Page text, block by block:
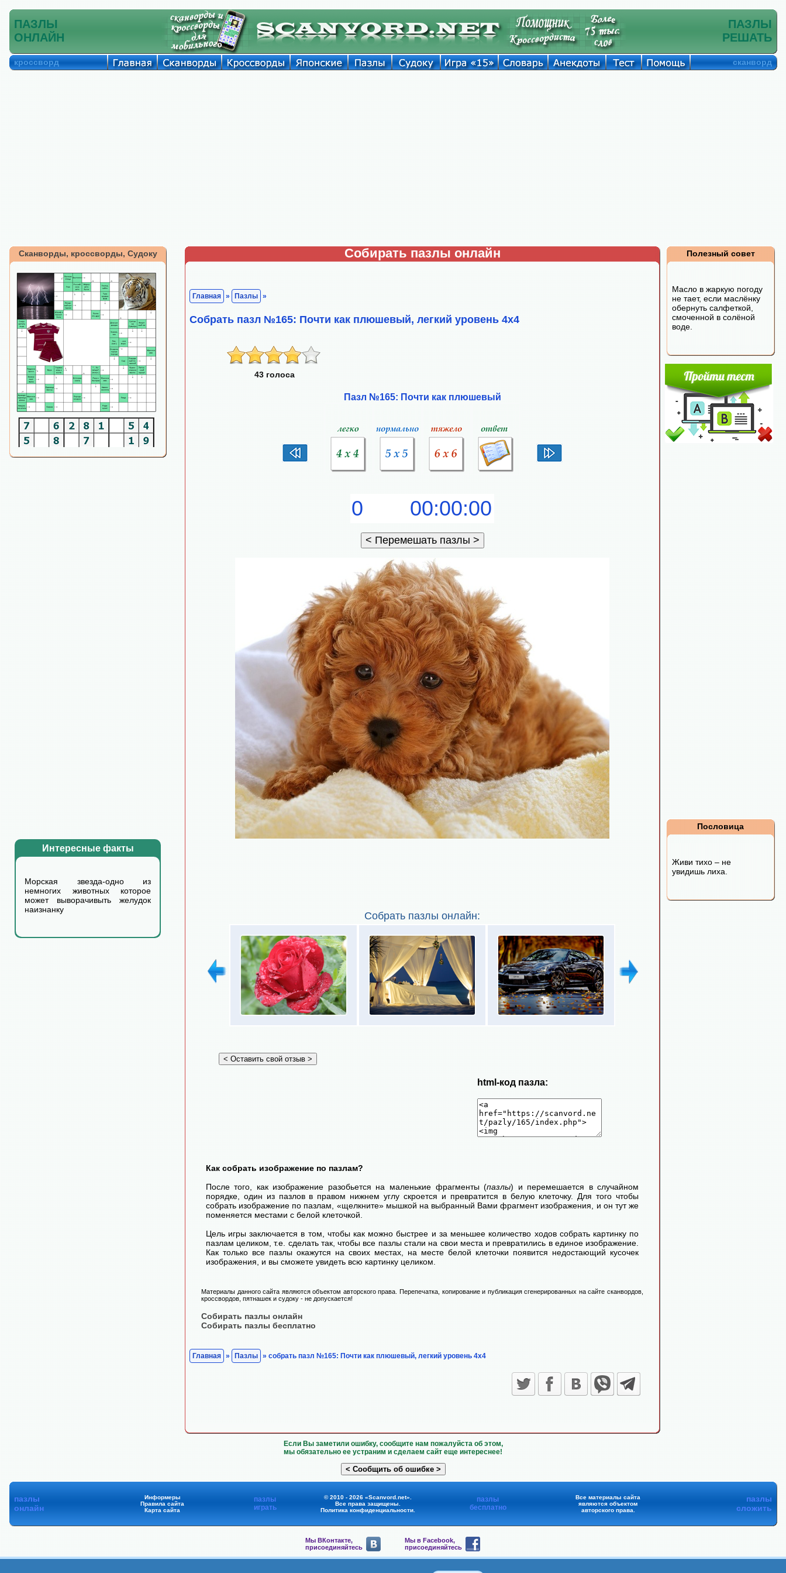
ПАЗЛЫ
ОНЛАЙН
ПАЗЛЫ
РЕШАТЬ
кроссворд сканворд
Сканворды, кроссворды, Судоку
Интересные факты
Морская звезда-одно из
немногих животных которое
может выворачивыть желудок
наизнанку
Собирать пазлы онлайн
Главная » Пазлы »
Собрать пазл №165: Почти как плюшевый, легкий уровень 4х4
43 голоса
Пазл №165: Почти как плюшевый
Собрать пазлы онлайн:
html-код пазла:
Как собрать изображение по пазлам?
После того, как изображение разобьется на маленькие фрагменты (пазлы) и перемешается в случайном
порядке, один из пазлов в правом нижнем углу скроется и превратится в белую клеточку. Для того чтобы
собрать изображение по пазлам, «щелкните» мышкой на выбранный Вами фрагмент изображения, и он тут же
поменяется местами с белой клеточкой.
Цель игры заключается в том, чтобы как можно быстрее и за меньшее количество ходов собрать картинку по
пазлам целиком, т.е. сделать так, чтобы все пазлы стали на свои места и превратились в единое изображение.
Как только все пазлы окажутся на своих местах, на месте белой клеточки появится недостающий кусочек
изображения, и вы сможете увидеть всю картинку целиком.
Материалы данного сайта являются объектом авторского права. Перепечатка, копирование и публикация сгенерированных на сайте сканвордов,
кроссвордов, пятнашек и судоку - не допускается!
Собирать пазлы онлайн
Собирать пазлы бесплатно
Главная » Пазлы » собрать пазл №165: Почти как плюшевый, легкий уровень 4х4
Полезный совет
Масло в жаркую погоду
не тает, если маслёнку
обернуть салфеткой,
смоченной в солёной
воде.
Пословица
Живи тихо – не
увидишь лиха.
Если Вы заметили ошибку, сообщите нам пожалуйста об этом,
мы обязательно ее устраним и сделаем сайт еще интереснее!
пазлы
онлайн
Информеры
Правила сайта
Карта сайта
пазлы
играть
© 2010 - 2026 «Scanvord.net».
Все права защищены.
Политика конфиденциальности.
пазлы
бесплатно
Все материалы сайта
являются объектом
авторского права.
пазлы
сложить
Мы ВКонтакте,
присоединяйтесь
Мы в Facebook,
присоединяйтесь
присоединяйтесь